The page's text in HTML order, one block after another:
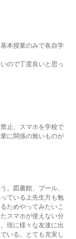
本授業のみで各自学
ので丁度良いと思っ
止、スマホを学校で
に関係の無いものが
。図書館、プール、
ている上先生方も勉
ためやってみたいこ
スマホが使えない分
現に様々な友達に出
いる。とても充実し